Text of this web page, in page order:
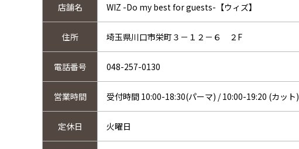
店舗名 WIZ -Do my best for guests-【ウィズ】
住所 埼玉県川口市栄町３－１２－６ ２F
電話番号 048-257-0130
営業時間 受付時間 10:00-18:30(パーマ) / 10:00-19:20 (カット)
定休日 火曜日